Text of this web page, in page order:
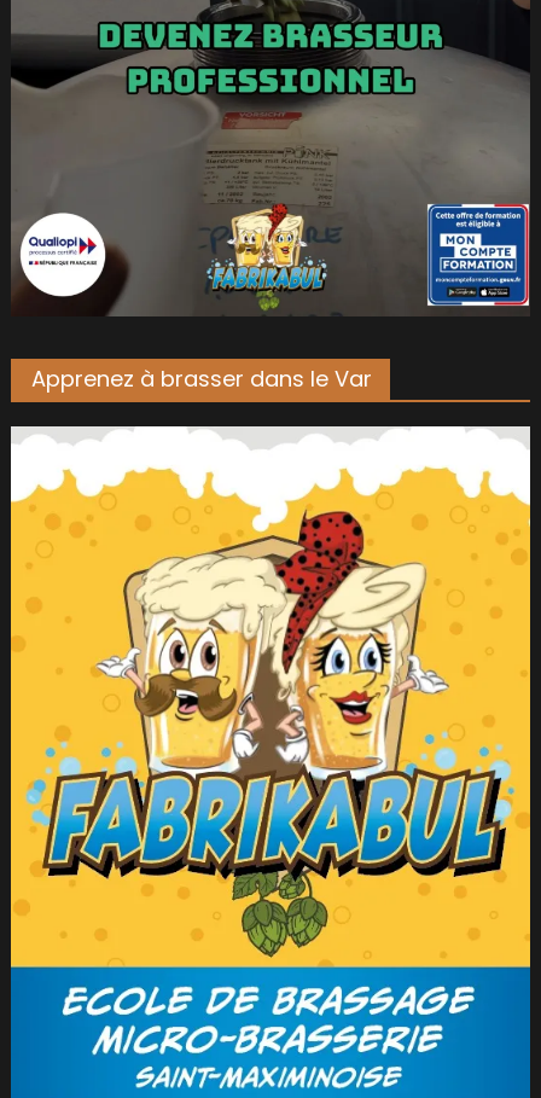
Apprenez à brasser dans le Var